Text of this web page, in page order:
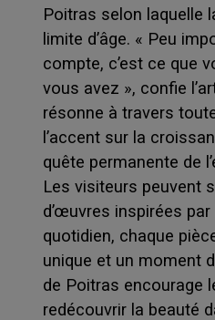
Poitras selon laquelle
limite d’âge. « Peu
compte, c’est ce que
vous avez », confie
résonne à travers
l’accent sur la
quête permanente de
Les visiteurs peuvent
d’œuvres inspirées
quotidien, chaque
unique et un moment
de Poitras encourage
redécouvrir la beauté